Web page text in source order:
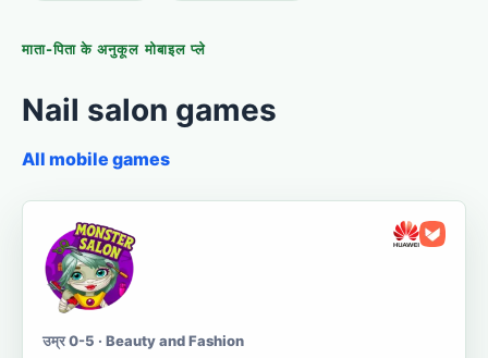
माता-पिता के अनुकूल मोबाइल प्ले
Nail salon games
All mobile games
उम्र 0-5 · Beauty and Fashion